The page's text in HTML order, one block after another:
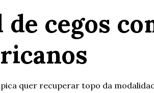
cegos
quer recuperar topo da